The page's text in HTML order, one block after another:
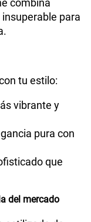
combina
para
tu estilo:
vibrante y
pura con
que
del mercado